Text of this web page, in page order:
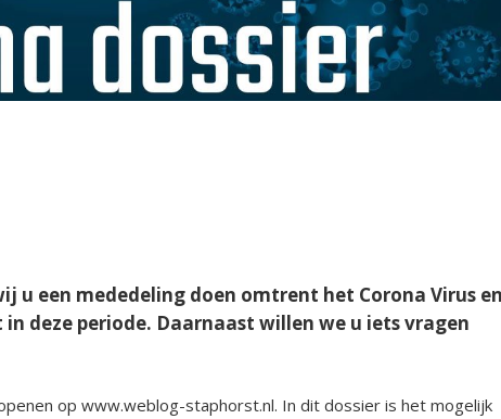
u een mededeling doen omtrent het Corona Virus
deze periode. Daarnaast willen we u iets vragen
op www.weblog-staphorst.nl. In dit dossier is het mogelijk